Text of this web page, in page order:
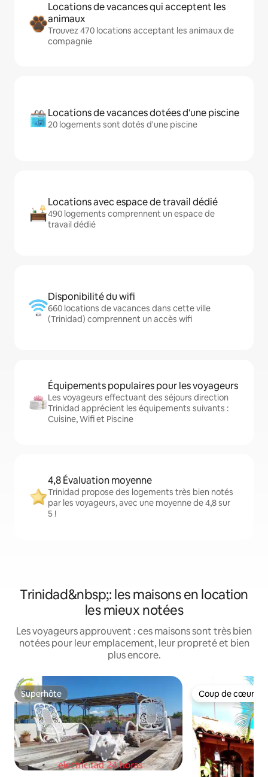
Locations de vacances qui acceptent les
animaux
Trouvez 470 locations acceptant les animaux de
compagnie
Locations de vacances dotées d'une piscine
20 logements sont dotés d'une piscine
Locations avec espace de travail dédié
490 logements comprennent un espace de
travail dédié
Disponibilité du wifi
660 locations de vacances dans cette ville
(Trinidad) comprennent un accès wifi
Équipements populaires pour les voyageurs
Les voyageurs effectuant des séjours direction
Trinidad apprécient les équipements suivants :
Cuisine, Wifi et Piscine
4,8 Évaluation moyenne
Trinidad propose des logements très bien notés
par les voyageurs, avec une moyenne de 4,8 sur
5 !
Trinidad&nbsp;: les maisons en location
les mieux notées
Les voyageurs approuvent : ces maisons sont très bien
notées pour leur emplacement, leur propreté et bien
plus encore.
Superhôte
Superhôte Coup de cœur
Coup de cœur